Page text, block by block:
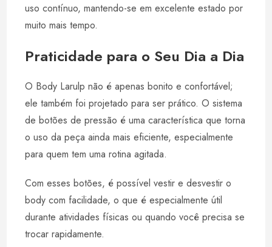
uso contínuo, mantendo-se em excelente estado por
muito mais tempo.
Praticidade para o Seu Dia a Dia
O Body Larulp não é apenas bonito e confortável;
ele também foi projetado para ser prático. O sistema
de botões de pressão é uma característica que torna
o uso da peça ainda mais eficiente, especialmente
para quem tem uma rotina agitada.
Com esses botões, é possível vestir e desvestir o
body com facilidade, o que é especialmente útil
durante atividades físicas ou quando você precisa se
trocar rapidamente.